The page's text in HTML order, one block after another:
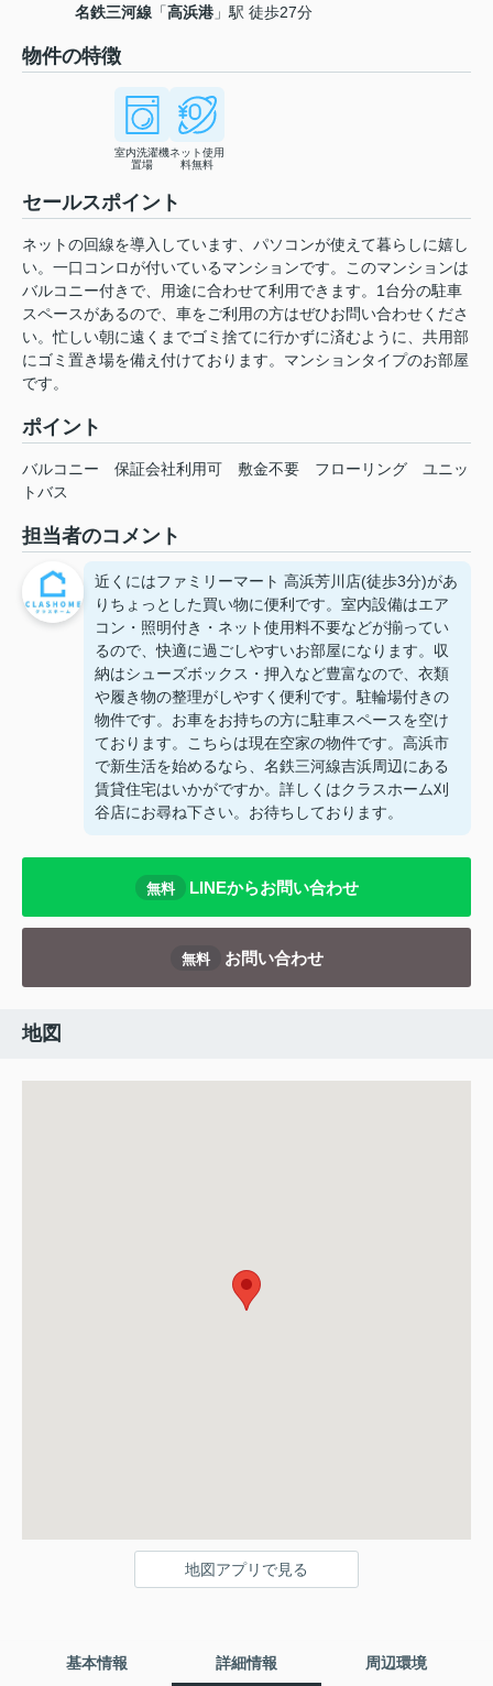
名鉄三河線 「高浜港 」駅 徒歩27分
物件の特徴
室内洗濯機
置場
ネット使用
料無料
セールスポイント
ネットの回線を導入しています、パソコンが使えて暮らしに嬉し
い。一口コンロが付いているマンションです。このマンションは
バルコニー付きで、用途に合わせて利用できます。1台分の駐車
スペースがあるので、車をご利用の方はぜひお問い合わせくださ
い。忙しい朝に遠くまでゴミ捨てに行かずに済むように、共用部
にゴミ置き場を備え付けております。マンションタイプのお部屋
です。
ポイント
バルコニー 保証会社利用可 敷金不要 フローリング
ユニッ
トバス
担当者のコメント
近くにはファミリーマート 高浜芳川店(徒歩3分)があ
りちょっとした買い物に便利です。室内設備はエア
コン・照明付き・ネット使用料不要などが揃ってい
るので、快適に過ごしやすいお部屋になります。収
納はシューズボックス・押入など豊富なので、衣類
や履き物の整理がしやすく便利です。駐輪場付きの
物件です。お車をお持ちの方に駐車スペースを空け
ております。こちらは現在空家の物件です。高浜市
で新生活を始めるなら、名鉄三河線吉浜周辺にある
賃貸住宅はいかがですか。詳しくはクラスホーム刈
谷店にお尋ね下さい。お待ちしております。
無料 LINEからお問い合わせ
無料 お問い合わせ
地図
地図アプリで見る
基本情報 詳細情報 周辺環境